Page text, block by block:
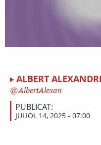
ALBERT
AlbertAlexan
PUBLICAT:
JULIOL 14, 2025 - 07:00